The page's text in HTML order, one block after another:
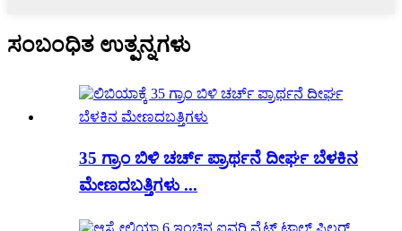
ಸಂಬಂಧಿತ ಉತ್ಪನ್ನಗಳು
35 ಗ್ರಾಂ ಬಿಳಿ ಚರ್ಚ್ ಪ್ರಾರ್ಥನೆ ದೀರ್ಘ ಬೆಳಕಿನ
ಮೇಣದಬತ್ತಿಗಳು ...